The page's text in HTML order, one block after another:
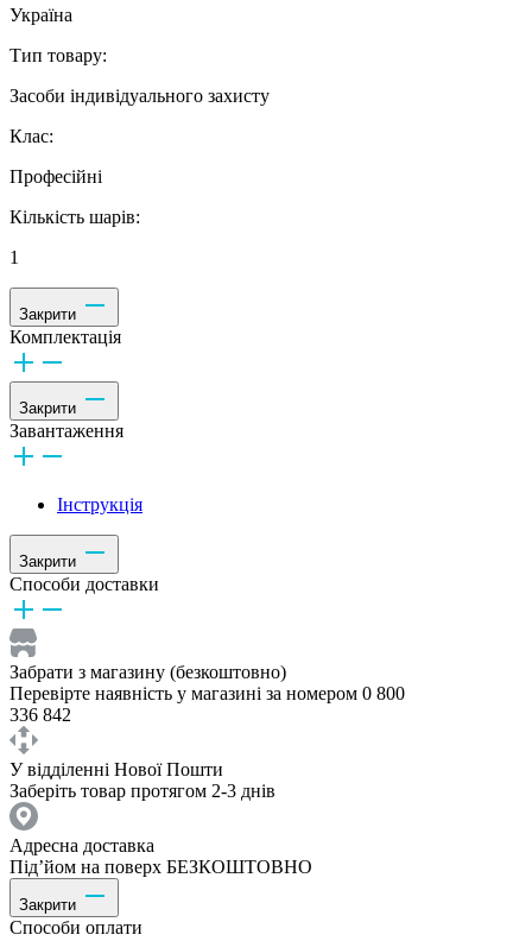
Україна
Тип товару:
Засоби індивідуального захисту
Клас:
Професійні
Кількість шарів:
1
Закрити
Комплектація
Закрити
Завантаження
Інструкція
Закрити
Способи доставки
Забрати з магазину (безкоштовно)
Перевірте наявність у магазині за номером 0 800
336 842
У відділенні Нової Пошти
Заберіть товар протягом 2-3 днів
Адресна доставка
Під’йом на поверх БЕЗКОШТОВНО
Закрити
Способи оплати